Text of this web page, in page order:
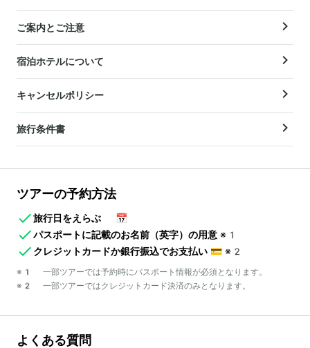
ご案内とご注意
宿泊ホテルについて
キャンセルポリシー
旅行条件書
ツアーの予約方法
旅行日をえらぶ
📅
パスポートに記載のお名前（英字）の用意 ※1
クレジットカードか銀行振込でお支払い 💳 ※2
※1 一部ツアーでは予約時にパスポート情報が必須となります。
※2 一部ツアーではクレジットカード決済のみとなります。
よくある質問